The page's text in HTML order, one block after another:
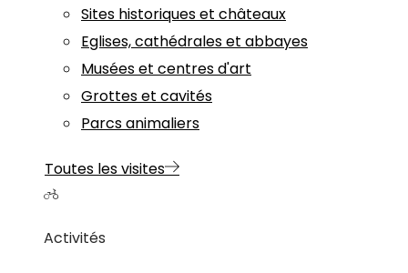
Sites historiques et châteaux
Eglises, cathédrales et abbayes
Musées et centres d'art
Grottes et cavités
Parcs animaliers
Toutes les visites
Activités